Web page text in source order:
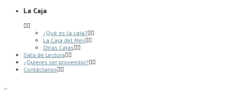
La Caja
¿Qué es la caja?
La Caja del Mes
Otras Cajas
Sala de Lectura
¿Quieres ser proveedor?
Contáctanos